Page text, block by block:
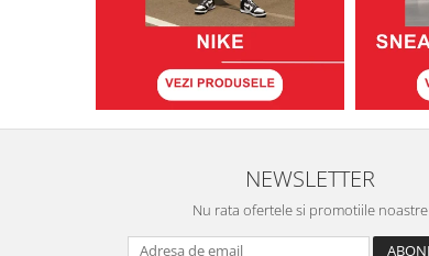
NEWSLETTER
Nu rata ofertele si promotiile noastre